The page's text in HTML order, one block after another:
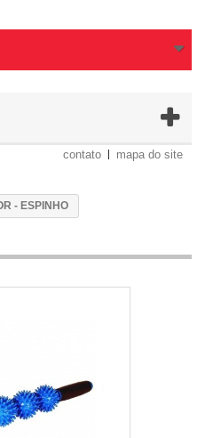
contato mapa do site
- ESPINHO